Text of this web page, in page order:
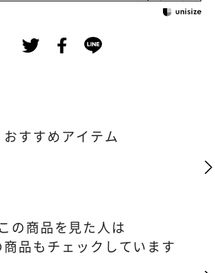
おすすめアイテム
この商品を見た人は
商品もチェックしています